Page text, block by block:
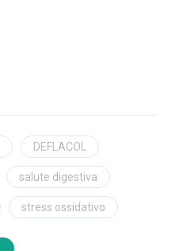
DEFLACOL
salute digestiva
stress ossidativo